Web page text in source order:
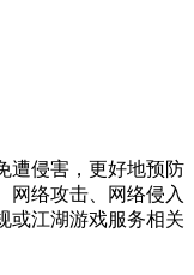
遭侵害，更好地预防
网络攻击、网络侵入
或江湖游戏服务相关